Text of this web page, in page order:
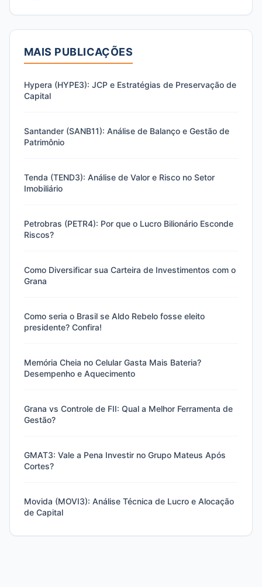
MAIS PUBLICAÇÕES
Hypera (HYPE3): JCP e Estratégias de Preservação de
Capital
Santander (SANB11): Análise de Balanço e Gestão de
Patrimônio
Tenda (TEND3): Análise de Valor e Risco no Setor
Imobiliário
Petrobras (PETR4): Por que o Lucro Bilionário Esconde
Riscos?
Como Diversificar sua Carteira de Investimentos com o
Grana
Como seria o Brasil se Aldo Rebelo fosse eleito
presidente? Confira!
Memória Cheia no Celular Gasta Mais Bateria?
Desempenho e Aquecimento
Grana vs Controle de FII: Qual a Melhor Ferramenta de
Gestão?
GMAT3: Vale a Pena Investir no Grupo Mateus Após
Cortes?
Movida (MOVI3): Análise Técnica de Lucro e Alocação
de Capital